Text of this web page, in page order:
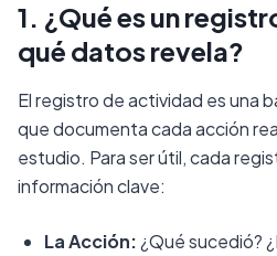
1. ¿Qué es un
qué datos revela?
El registro de actividad es una
que documenta cada acción
estudio. Para ser útil, cada
información clave:
La Acción: ¿Qué sucedió?